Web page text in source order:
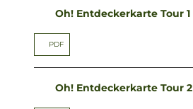
Oh! Entdeckerkarte Tour 1
PDF
Oh! Entdeckerkarte Tour 2